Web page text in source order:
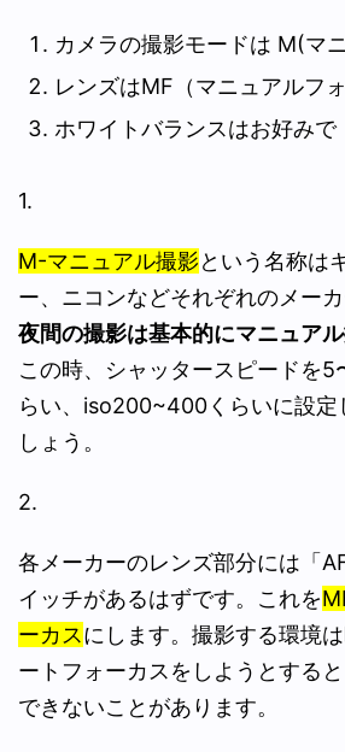
カメラの撮影モードは M(マニ
レンズはMF（マニュアルフォ
ホワイトバランスはお好みで
1.
M-マニュアル撮影という名称は
ー、ニコンなどそれぞれのメーカ
夜間の撮影は基本的にマニュア
この時、シャッタースピードを5
らい、iso200~400くらいに設定
しょう。
2.
各メーカーのレンズ部分には「
イッチがあるはずです。これを
ーカスにします。撮影する環境
ートフォーカスをしようとする
できないことがあります。